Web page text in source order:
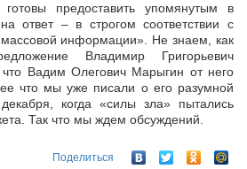
предоставить упомянутым в
ответ – в строгом соответствии с
информации». Не знаем, как
Владимир Григорьевич
Вадим Олегович Марыгин от него
что мы уже писали о его разумной
когда «силы зла» пытались
Так что мы ждем обсуждений.
Поделиться